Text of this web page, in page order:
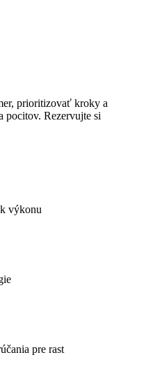
prioritizovať kroky a
pocitov. Rezervujte si
výkonu
pre rast